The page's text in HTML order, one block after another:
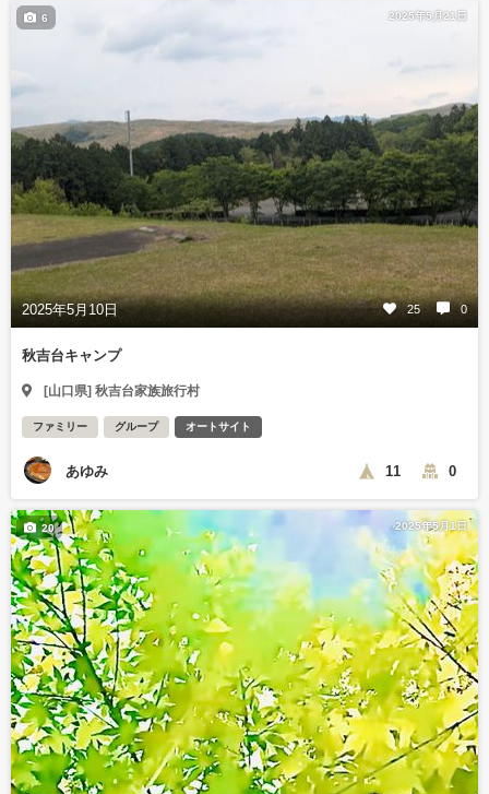
2025年5月21日
2025年5月10日 25 0
6
秋吉台キャンプ
[山口県] 秋吉台家族旅行村
ファミリー グループ オートサイト
あゆみ 11 0
2025年5月1日
20